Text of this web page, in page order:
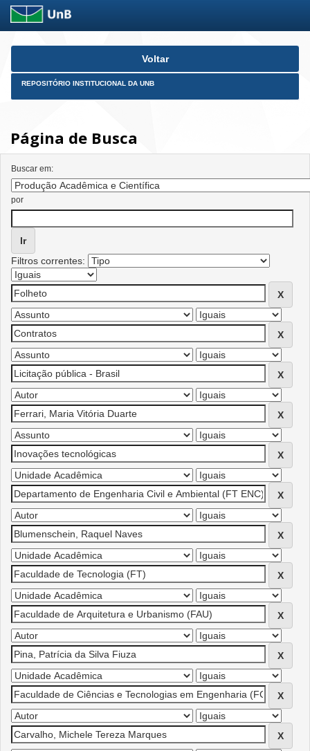
Skip
Voltar
REPOSITÓRIO INSTITUCIONAL DA UNB
Página de Busca
Buscar em:
por
Filtros correntes: